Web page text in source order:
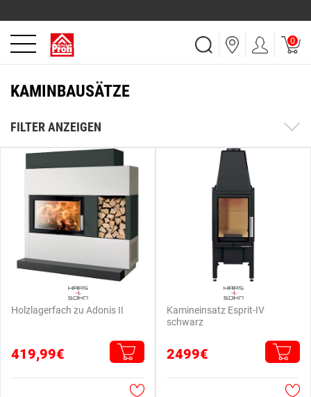
0
KAMINBAUSÄTZE
FILTER ANZEIGEN
Holzlagerfach zu Adonis II
419,99€
Kamineinsatz Esprit-IV
schwarz
2499€